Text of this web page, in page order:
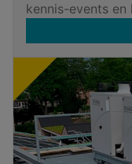
kennis-events